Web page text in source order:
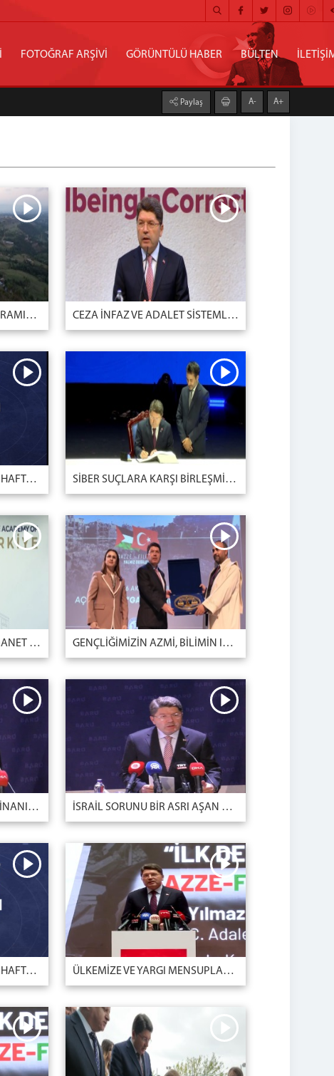
FOTOĞRAF ARŞİVİ GÖRÜNTÜLÜ HABER BÜLTEN
Paylaş A- A+
29 EKİM CUMHURİYET BAYRAMIMIZ KUTLU OLSUN CEZA İNFAZ VE ADALET SİSTEMLERİMİZİN GELECEĞİNİ ELE ALDIK, ULUSLARARASI İŞ BİRLİĞİNİ DAHA ÜST NOKTALARA TAŞIYACAK HEDEFLERİMİZİ DEĞERLENDİRDİK.
ADALET BAKANLIĞIMIZIN HAFTALIK GÜNDEMİ ADALET DİJİTAL BÜLTEN'DE SİBER SUÇLARA KARŞI BİRLEŞMİŞ MİLLETLER SÖZLEŞMESİ
ADALETİN GELECEĞİNİ EMANET EDECEĞİMİZ GENÇ HUKUKÇULARIMIZ, BİZLERE UMUT VE GÜÇ VERİYOR. GENÇLİĞİMİZİN AZMİ, BİLİMİN IŞIĞI VE TÜRKİYE YÜZYILI
GENÇLERİMİZE HER DAİM İNANIYOR VE GÜVENİYOR ONLARIN BAŞARILARIYLA GURUR DUYUYORUZ İSRAİL SORUNU BİR ASRI AŞAN BİR PROBLEMDİR
ADALET BAKANLIĞIMIZIN HAFTALIK GÜNDEMİ ADALET DİJİTAL BÜLTEN'DE ÜLKEMİZE VE YARGI MENSUPLARIMIZA YÖNELİK KARALAMA KAMPANYALARINA ASLA MÜSAADE ETMEDİK, ETMEYECEĞİZ.